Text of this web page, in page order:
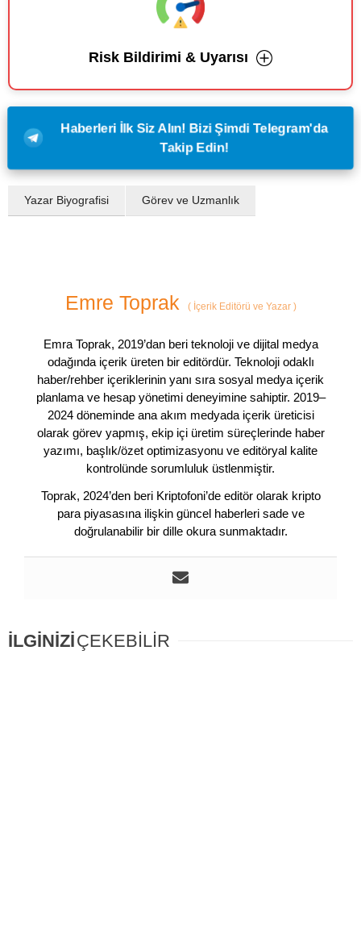
Risk Bildirimi & Uyarısı
Haberleri İlk Siz Alın! Bizi Şimdi Telegram'da
Takip Edin!
Yazar Biyografisi Görev ve Uzmanlık
Emre Toprak (İçerik Editörü ve Yazar )
Emra Toprak, 2019’dan beri teknoloji ve dijital medya
odağında içerik üreten bir editördür. Teknoloji odaklı
haber/rehber içeriklerinin yanı sıra sosyal medya içerik
planlama ve hesap yönetimi deneyimine sahiptir. 2019–
2024 döneminde ana akım medyada içerik üreticisi
olarak görev yapmış, ekip içi üretim süreçlerinde haber
yazımı, başlık/özet optimizasyonu ve editöryal kalite
kontrolünde sorumluluk üstlenmiştir.
Toprak, 2024’den beri Kriptofoni’de editör olarak kripto
para piyasasına ilişkin güncel haberleri sade ve
doğrulanabilir bir dille okura sunmaktadır.
İLGİNİZİÇEKEBİLİR